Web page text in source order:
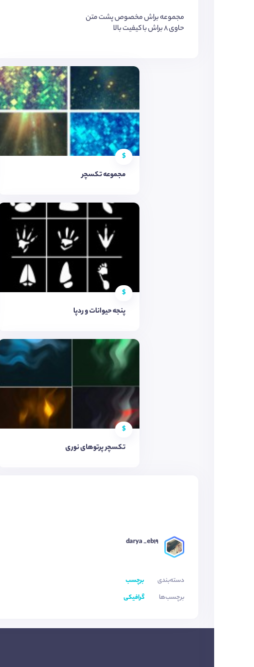
مجموعه براش مخصوص پشت متن
حاوی 8 براش با کیفیت بالا
$
مجموعه تکسچر
$
پنجه حیوانات و ردپا
$
تکسچر پرتوهای نوری
darya _eb19
دسته‌بندی
برچسب
برچسب‌ها
گرافیکی